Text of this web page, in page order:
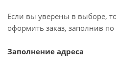
Если вы уверены в выборе,
оформить заказ, заполнив
Заполнение адреса